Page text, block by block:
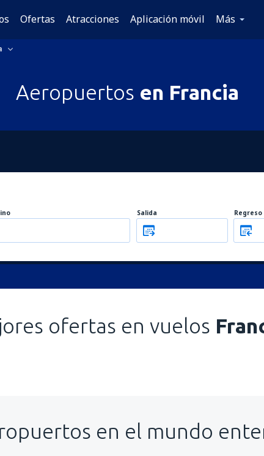
Ofertas Atracciones Aplicación móvil Más
Aeropuertos en Francia
Salida Regreso
ofertas en vuelos
en el mundo